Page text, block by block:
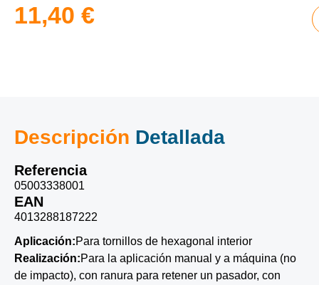
11,40 €
Descripción Detallada
Referencia
05003338001
EAN
4013288187222
Aplicación:Para tornillos de hexagonal interior
Realización:Para la aplicación manual y a máquina (no
de impacto), con ranura para retener un pasador, con